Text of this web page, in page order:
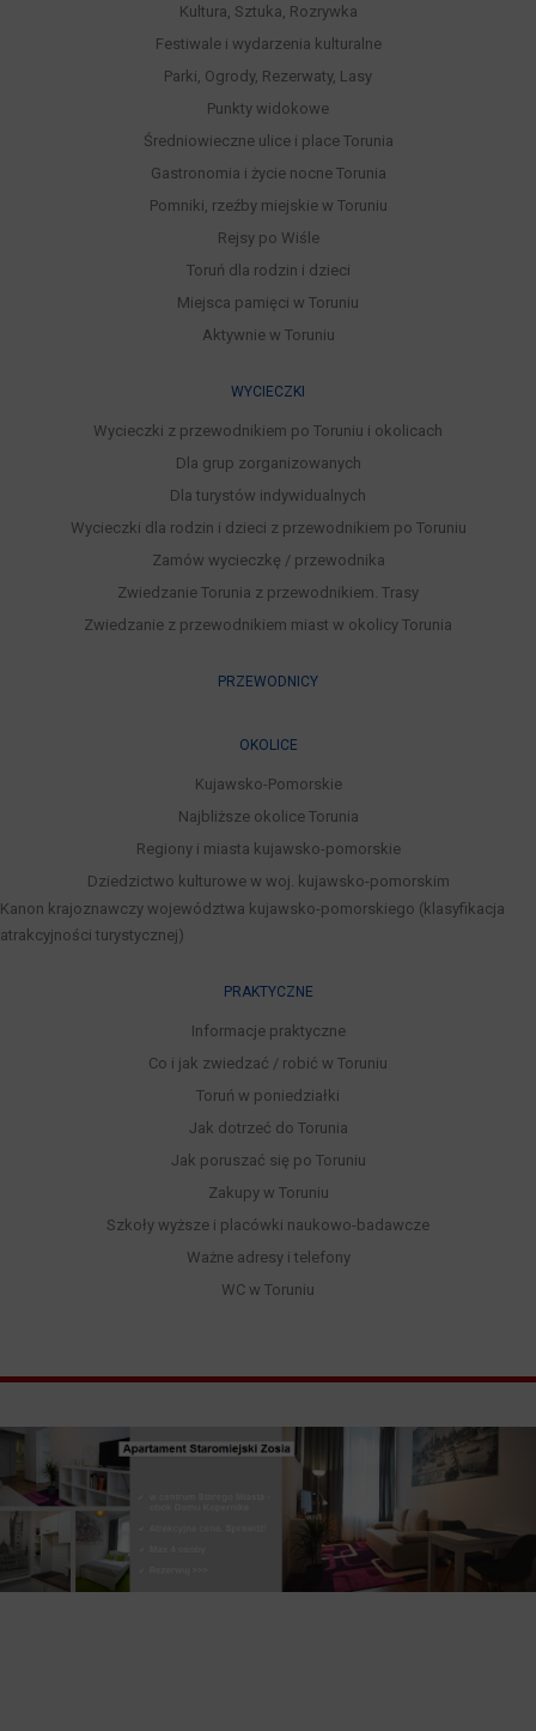
Kultura, Sztuka, Rozrywka
Festiwale i wydarzenia kulturalne
Parki, Ogrody, Rezerwaty, Lasy
Punkty widokowe
Średniowieczne ulice i place Torunia
Gastronomia i życie nocne Torunia
Pomniki, rzeźby miejskie w Toruniu
Rejsy po Wiśle
Toruń dla rodzin i dzieci
Miejsca pamięci w Toruniu
Aktywnie w Toruniu
WYCIECZKI
Wycieczki z przewodnikiem po Toruniu i okolicach
Dla grup zorganizowanych
Dla turystów indywidualnych
Wycieczki dla rodzin i dzieci z przewodnikiem po Toruniu
Zamów wycieczkę / przewodnika
Zwiedzanie Torunia z przewodnikiem. Trasy
Zwiedzanie z przewodnikiem miast w okolicy Torunia
PRZEWODNICY
OKOLICE
Kujawsko-Pomorskie
Najbliższe okolice Torunia
Regiony i miasta kujawsko-pomorskie
Dziedzictwo kulturowe w woj. kujawsko-pomorskim
Kanon krajoznawczy województwa kujawsko-pomorskiego (klasyfikacja
atrakcyjności turystycznej)
PRAKTYCZNE
Informacje praktyczne
Co i jak zwiedzać / robić w Toruniu
Toruń w poniedziałki
Jak dotrzeć do Torunia
Jak poruszać się po Toruniu
Zakupy w Toruniu
Szkoły wyższe i placówki naukowo-badawcze
Ważne adresy i telefony
WC w Toruniu